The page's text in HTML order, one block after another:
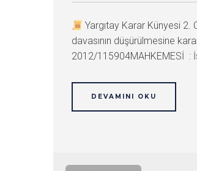
Yargıtay Karar Künyesi
davasının düşürülmesine
2012/115904MAHKEMESİ :
DEVAMINI OKU